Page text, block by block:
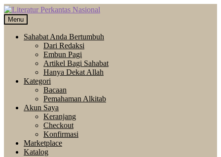
Skip
to
navigation
Langsung
ke
isi
Menu
Sahabat Anda Bertumbuh
Dari Redaksi
Embun Pagi
Artikel Bagi Sahabat
Hanya Dekat Allah
Kategori
Bacaan
Pemahaman Alkitab
Akun Saya
Keranjang
Checkout
Konfirmasi
Marketplace
Katalog